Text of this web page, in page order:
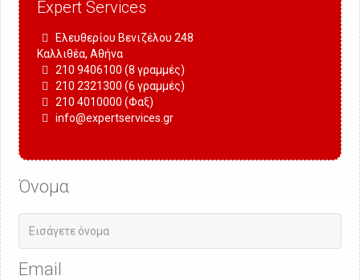
Expert Services
Ελευθερίου Βενιζέλου 248
Καλλιθέα, Αθήνα
210 9406100 (8 γραμμές)
210 2321300 (6 γραμμές)
210 4010000 (Φαξ)
info@expertservices.gr
Όνομα
Email